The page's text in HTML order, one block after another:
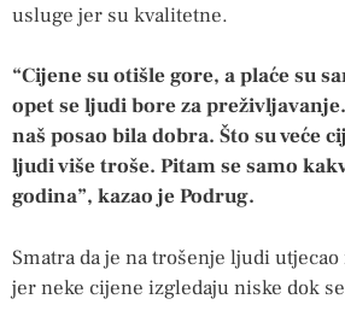
usluge jer su kvalitetne.
“Cijene su otišle gore, a plaće su
opet se ljudi bore za
naš posao bila dobra. Što su veće
ljudi više troše. Pitam se samo
godina”, kazao je Podrug.
Smatra da je na trošenje ljudi
jer neke cijene izgledaju niske dok